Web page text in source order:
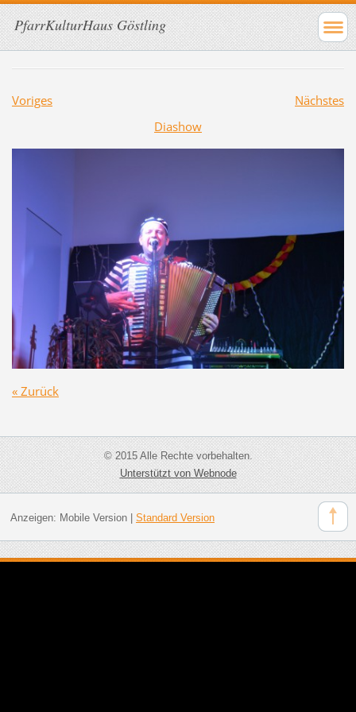
PfarrKulturHaus Göstling
Voriges
Nächstes
Diashow
« Zurück
© 2015 Alle Rechte vorbehalten.
Unterstützt von Webnode
Anzeigen: Mobile Version| Standard Version